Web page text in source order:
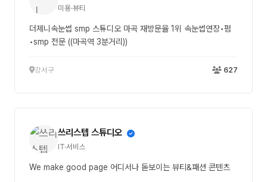
미용·뷰티
더제니속눈썹 smp 스튜디오 마곡 재방문율 1위 속눈썹연장•펌
•smp 전문 ((마곡역 3분거리))
강서구 627
쓰리스텝 스튜디오
IT·서비스
We make good page 어디서나 돋보이는 뷰티&패션 콘텐츠